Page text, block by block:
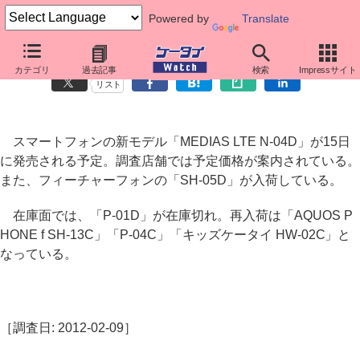
Powered by Translate
カテゴリ 過去記事 検索 Impressサイト
ドコモ端末価格調査： MEDIAS LTE N-04D予定価格を案内
リスト
スマートフォンの新モデル「MEDIAS LTE N-04D」が15日
に発売される予定。調査店舗では予定価格が案内されている。
また、フィーチャーフォンの「SH-05D」が入荷している。
在庫面では、「P-01D」が在庫切れ。再入荷は「AQUOS P
HONE f SH-13C」「P-04C」「キッズケータイ HW-02C」と
なっている。
［調査日: 2012-02-09］